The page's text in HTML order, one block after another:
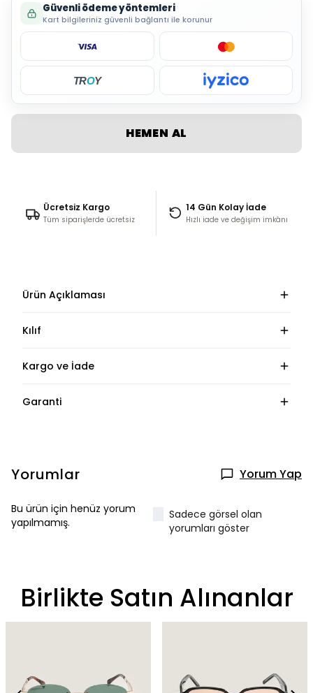
Güvenli ödeme yöntemleri
Kart bilgileriniz güvenli bağlantı ile korunur
TROY
HEMEN AL
Ücretsiz Kargo
Tüm siparişlerde ücretsiz
14 Gün Kolay İade
Hızlı iade ve değişim imkânı
Ürün Açıklaması
Kılıf
Kargo ve İade
Garanti
Yorumlar Yorum Yap
Bu ürün için henüz yorum
yapılmamış.
Sadece görsel olan
yorumları göster
Birlikte Satın Alınanlar